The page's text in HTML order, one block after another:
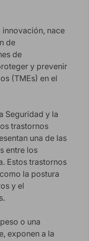
nace
de
de
y prevenir
(TMEs) en el
Seguridad y la
trastornos
una de las
entre los
Estos trastornos
la postura
y el
o una
exponen a la